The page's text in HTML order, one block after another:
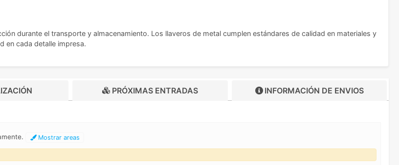
durante el transporte y almacenamiento. Los llaveros de metal cumplen estándares de calidad en materiales y
en cada detalle impresa.
PRÓXIMAS ENTRADAS INFORMACIÓN DE ENVIOS
Mostrar areas